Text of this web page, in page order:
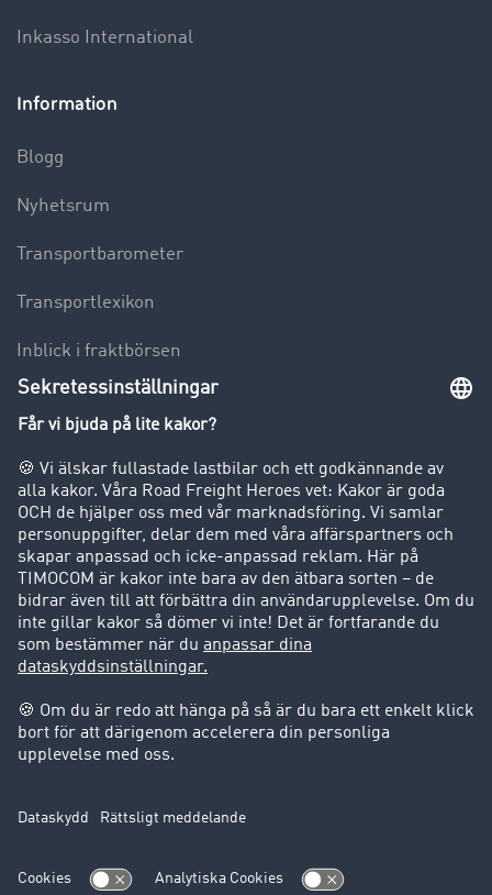
Inkasso International
Information
Blogg
Nyhetsrum
Transportbarometer
Transportlexikon
Inblick i fraktbörsen
Körförbud för lastbilar
Företag
Kunder värvar kunder
Success Stories
Support
Support
Juridiskt
Företagsinformation
Användarvillkor